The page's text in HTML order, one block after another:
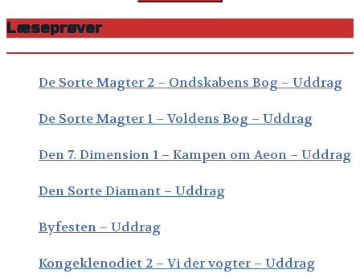
Læseprøver
De Sorte Magter 2 – Ondskabens Bog – Uddrag
De Sorte Magter 1 – Voldens Bog – Uddrag
Den 7. Dimension 1 – Kampen om Aeon – Uddrag
Den Sorte Diamant – Uddrag
Byfesten – Uddrag
Kongeklenodiet 2 – Vi der vogter – Uddrag